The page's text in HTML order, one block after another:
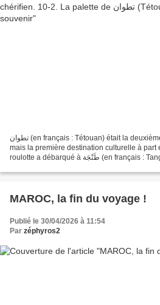
تطوان (en français : Tétouan) était la deuxième halte logistique de la roulotte,
mais la première destination culturelle à part
roulotte a débarqué à طَنْجَة (en français : Tanger) en janvier, avec
MAROC, la fin du voyage !
Publié le 30/04/2026 à 11:54
Par zéphyros2